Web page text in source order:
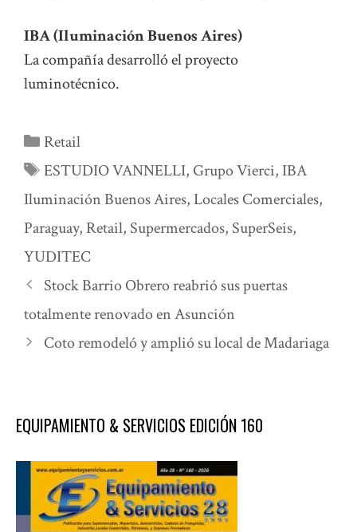
IBA (Iluminación Buenos Aires)
La compañía desarrolló el proyecto
luminotécnico.
Categorías
Retail
Etiquetas
ESTUDIO VANNELLI, Grupo Vierci, IBA
Iluminación Buenos Aires,Locales Comerciales,
Paraguay, Retail, Supermercados, SuperSeis,
YUDITEC
Stock Barrio Obrero reabrió sus puertas
totalmente renovado en Asunción
Coto remodeló y amplió su local de Madariaga
EQUIPAMIENTO & SERVICIOS EDICIÓN 160